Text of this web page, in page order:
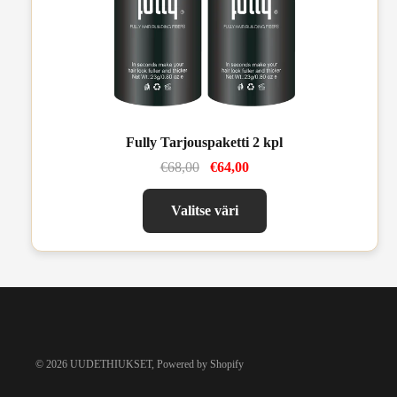
Fully Tarjouspaketti 2 kpl
€68,00
€64,00
Valitse väri
© 2026 UUDETHIUKSET, Powered by Shopify